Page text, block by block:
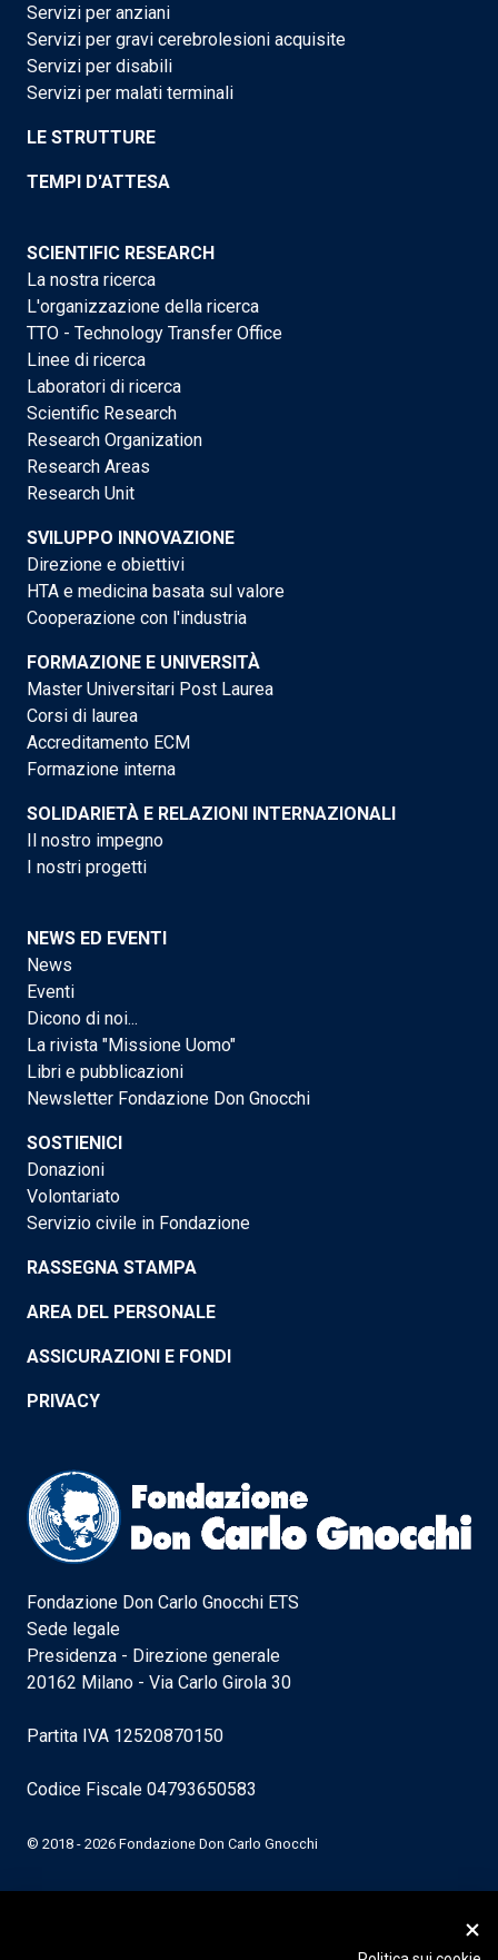
Servizi per anziani
Servizi per gravi cerebrolesioni acquisite
Servizi per disabili
Servizi per malati terminali
LE STRUTTURE
TEMPI D'ATTESA
SCIENTIFIC RESEARCH
La nostra ricerca
L'organizzazione della ricerca
TTO - Technology Transfer Office
Linee di ricerca
Laboratori di ricerca
Scientific Research
Research Organization
Research Areas
Research Unit
SVILUPPO INNOVAZIONE
Direzione e obiettivi
HTA e medicina basata sul valore
Cooperazione con l'industria
FORMAZIONE E UNIVERSITÀ
Master Universitari Post Laurea
Corsi di laurea
Accreditamento ECM
Formazione interna
SOLIDARIETÀ E RELAZIONI INTERNAZIONALI
Il nostro impegno
I nostri progetti
NEWS ED EVENTI
News
Eventi
Dicono di noi...
La rivista "Missione Uomo"
Libri e pubblicazioni
Newsletter Fondazione Don Gnocchi
SOSTIENICI
Donazioni
Volontariato
Servizio civile in Fondazione
RASSEGNA STAMPA
AREA DEL PERSONALE
ASSICURAZIONI E FONDI
PRIVACY
Fondazione Don Carlo Gnocchi ETS
Sede legale
Presidenza - Direzione generale
20162 Milano - Via Carlo Girola 30
Partita IVA 12520870150
Codice Fiscale 04793650583
© 2018 - 2026 Fondazione Don Carlo Gnocchi